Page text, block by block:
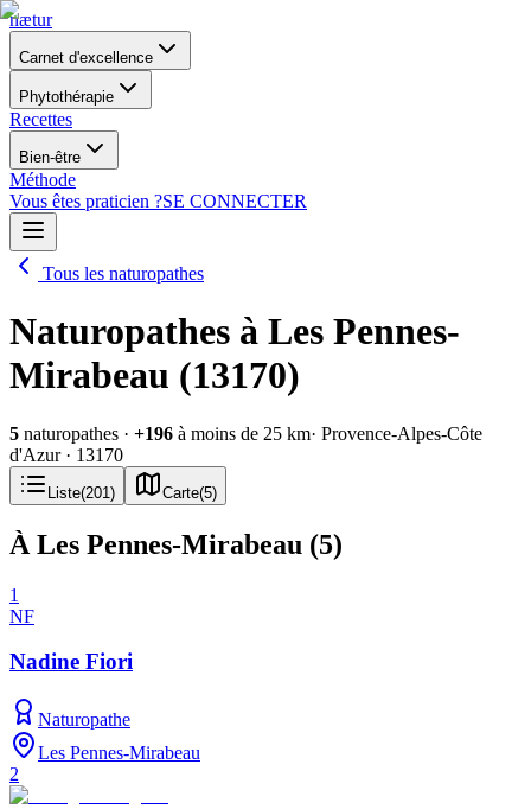
nætur
Carnet d'excellence
Phytothérapie
Recettes
Bien-être
Méthode
Vous êtes praticien ?SE CONNECTER
Tous les naturopathes
Naturopathes à Les Pennes-
Mirabeau (13170)
5 naturopathes · +196 à moins de 25 km· Provence-Alpes-Côte
d'Azur· 13170
Liste(201 ) Carte(5)
À Les Pennes-Mirabeau (5)
1
NF
Nadine Fiori
Naturopathe
Les Pennes-Mirabeau
2